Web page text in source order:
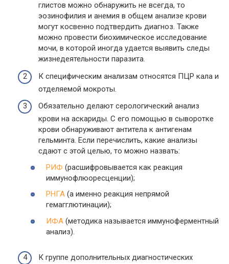
глистов можно обнаружить не всегда, то
эозинофилия и анемия в общем анализе крови
могут косвенно подтвердить диагноз. Также
можно провести биохимическое исследование
мочи, в которой иногда удается выявить следы
жизнедеятельности паразита.
К специфическим анализам относятся ПЦР кала и
отделяемой мокроты.
Обязательно делают серологический анализ
крови на аскариды. С его помощью в сыворотке
крови обнаруживают антитела к антигенам
гельминта. Если перечислить, какие анализы
сдают с этой целью, то можно назвать:
РИФ (расшифровывается как реакция
иммунофлюоресценции);
РНГА (а именно реакция непрямой
гемагглютинации);
ИФА (методика называется иммуноферментный
анализ).
К группе дополнительных диагностических